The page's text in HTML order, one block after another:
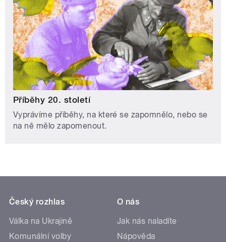
Příběhy 20. století
Vyprávíme příběhy, na které se zapomnělo, nebo se
na ně mělo zapomenout.
Český rozhlas
Válka na Ukrajině
Komunální volby
O nás
Jak nás naladíte
Nápověda